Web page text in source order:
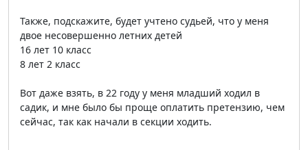
Также, подскажите, будет учтено судьей, что у меня
двое несовершенно летних детей
16 лет 10 класс
8 лет 2 класс
Вот даже взять, в 22 году у меня младший ходил в
садик, и мне было бы проще оплатить претензию, чем
сейчас, так как начали в секции ходить.